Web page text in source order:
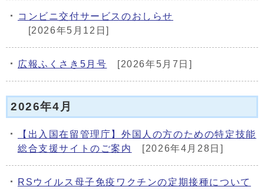
コンビニ交付サービスのおしらせ
[2026年5月12日]
広報ふくさき5月号 [2026年5月7日]
2026年4月
【出入国在留管理庁】外国人の方のための特定技能
総合支援サイトのご案内
[2026年4月28日]
RSウイルス母子免疫ワクチンの定期接種について